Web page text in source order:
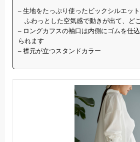
– 生地をたっぷり使ったビックシルエッ
ふわっとした空気感で動きが出て、ど
– ロングカフスの袖口は内側にゴムを仕
られます
– 襟元が立つスタンドカラー